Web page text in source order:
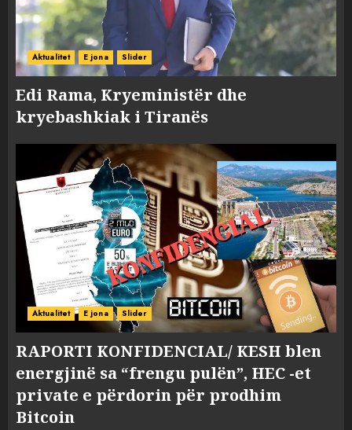
Aktualitet E jona Slider
Edi Rama, Kryeministër dhe
kryebashkiak i Tiranës
Aktualitet E jona Slider
RAPORTI KONFIDENCIAL/ KESH blen
energjinë sa “frengu pulën”, HEC -et
private e përdorin për prodhim
Bitcoin